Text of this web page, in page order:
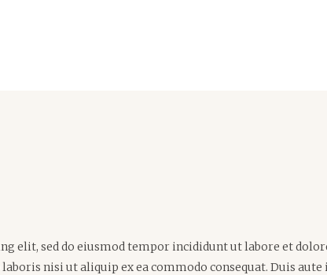
elit, sed do eiusmod tempor incididunt ut labore et
nisi ut aliquip ex ea commodo consequat. Duis